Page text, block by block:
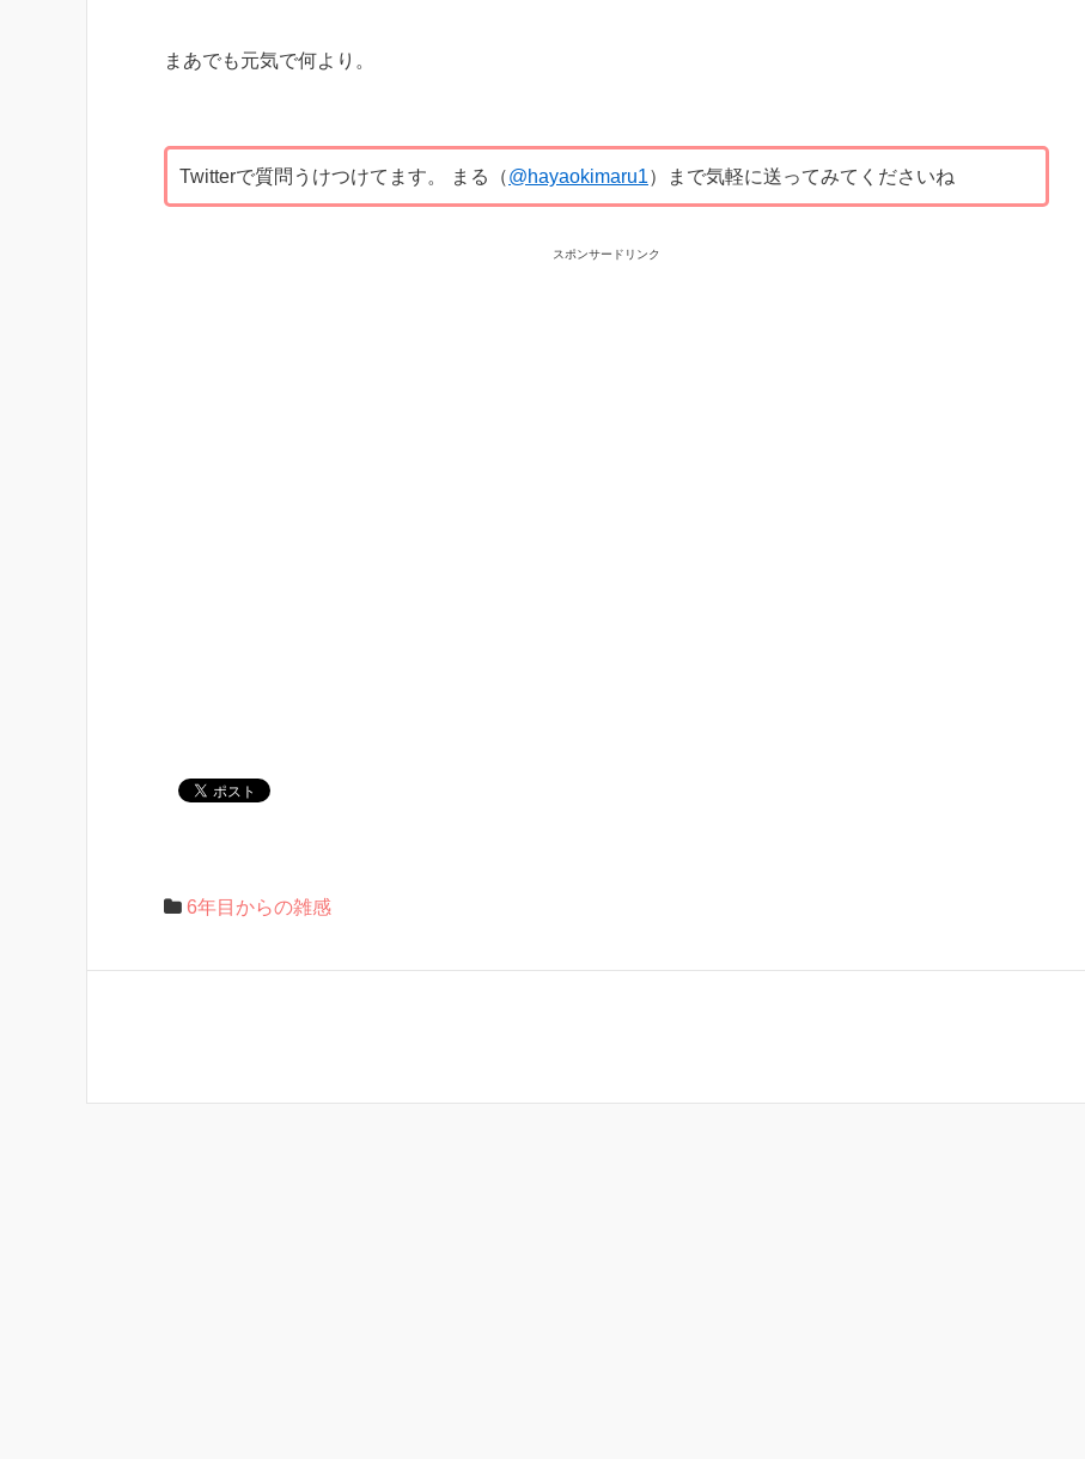
まあでも元気で何より。
Twitterで質問うけつけてます。 まる（@hayaokimaru1）まで気軽に送ってみてくださいね
スポンサードリンク
6年目からの雑感